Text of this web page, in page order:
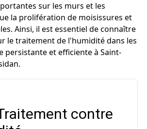
sur les murs et les
la prolifération de moisissures et
Ainsi, il est essentiel de connaître
le traitement de l'humidité dans les
persistante et efficiente à Saint-
contre